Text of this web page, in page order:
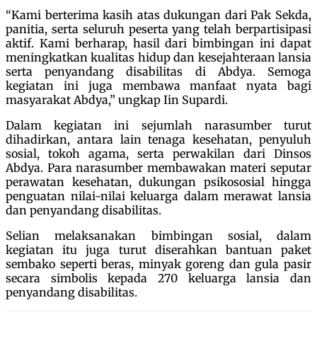
“Kami berterima kasih atas dukungan dari Pak Sekda,
panitia, serta seluruh peserta yang telah berpartisipasi
aktif. Kami berharap, hasil dari bimbingan ini dapat
meningkatkan kualitas hidup dan kesejahteraan lansia
serta penyandang disabilitas di Abdya. Semoga
kegiatan ini juga membawa manfaat nyata bagi
masyarakat Abdya,” ungkap Iin Supardi.
Dalam kegiatan ini sejumlah narasumber turut
dihadirkan, antara lain tenaga kesehatan, penyuluh
sosial, tokoh agama, serta perwakilan dari Dinsos
Abdya. Para narasumber membawakan materi seputar
perawatan kesehatan, dukungan psikososial hingga
penguatan nilai-nilai keluarga dalam merawat lansia
dan penyandang disabilitas.
Selian melaksanakan bimbingan sosial, dalam
kegiatan itu juga turut diserahkan bantuan paket
sembako seperti beras, minyak goreng dan gula pasir
secara simbolis kepada 270 keluarga lansia dan
penyandang disabilitas.